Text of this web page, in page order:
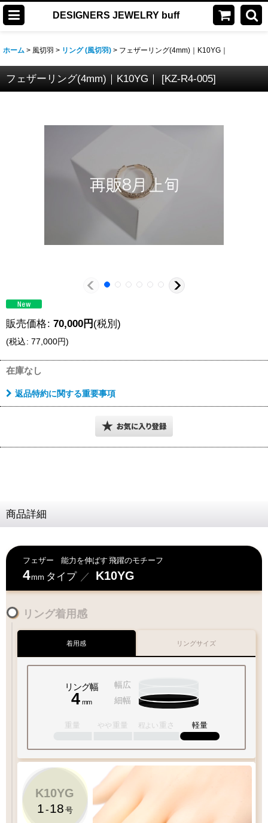
DESIGNERS JEWELRY buff
ホーム > 風切羽 > リング (風切羽) > フェザーリング(4mm)｜K10YG｜
フェザーリング(4mm)｜K10YG｜ [KZ-R4-005]
販売価格: 70,000円 (税別)
(税込: 77,000円)
在庫なし
返品特約に関する重要事項
商品詳細
フェザー 能力を伸ばす 飛躍のモチーフ
4mm タイプ ／ K10YG
リング着用感
着用感
リング幅
4 mm
幅広
細幅
重量 やや 重量 程よい 重さ 軽量
K10YG
1-18 号
リングサイズ